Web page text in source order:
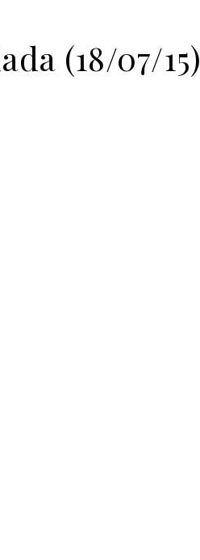
(18/07/15)